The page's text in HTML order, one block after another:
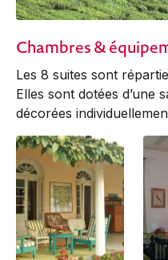
Chambres &
Les 8 suites sont
Elles sont dotées d’une
décorées